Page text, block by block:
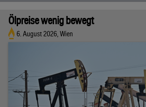
Ölpreise wenig bewegt
6. August 2026, Wien